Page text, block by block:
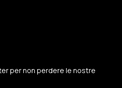
per non perdere le nostre